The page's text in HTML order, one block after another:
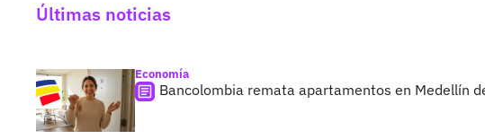
Últimas noticias
Economía
Bancolombia remata apartamentos en Medellín